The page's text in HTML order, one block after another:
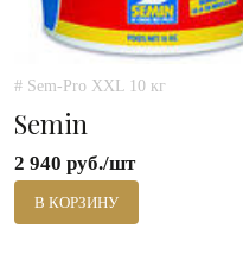
# Sem-Pro XXL 10 кг
Semin
2 940 руб./шт
В КОРЗИНУ